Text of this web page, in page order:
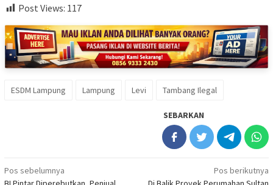
Post Views: 117
ESDM Lampung Lampung Levi Tambang Ilegal
SEBARKAN
Navigasi
Pos sebelumnya
Pos berikutnya